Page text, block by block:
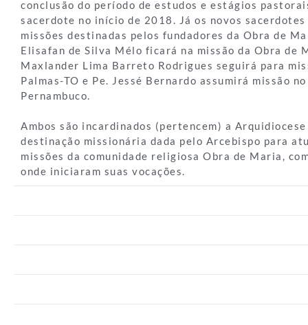
conclusão do período de estudos e estágios
sacerdote no início de 2018. Já os novos
missões destinadas pelos fundadores da Obra de
Elisafan de Silva Mélo ficará na missão da Obra de
Maxlander Lima Barreto Rodrigues seguirá para
Palmas-TO e Pe. Jessé Bernardo assumirá missão
Pernambuco.
Ambos são incardinados (pertencem) a
destinação missionária dada pelo Arcebispo para
missões da comunidade religiosa Obra de Maria,
onde iniciaram suas vocações.